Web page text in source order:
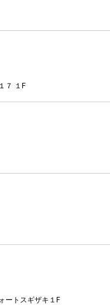
７ １F
ートスギザキ１F